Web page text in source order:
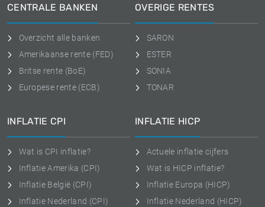
CENTRALE BANKEN
Overzicht alle banken
Amerikaanse rente (FED)
Britse rente (BoE)
Europese rente (ECB)
OVERIGE RENTES
SARON
ESTER
SONIA
TONAR
INFLATIE CPI
Wat is CPI inflatie?
Inflatie Amerika (CPI)
Inflatie België (CPI)
Inflatie Nederland (CPI)
INFLATIE HICP
Actuele inflatie cijfers
Wat is HICP inflatie?
Inflatie Europa (HICP)
Inflatie Nederland (HICP)